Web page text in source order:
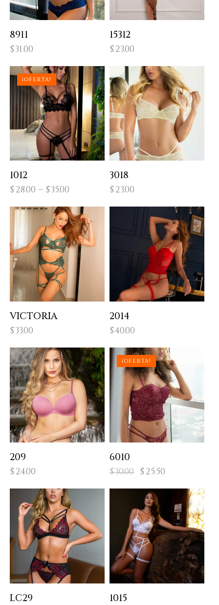
8911
$31.00
15312
$23.00
¡OFERTA!
1012
$28.00 – $35.00
3018
$23.00
VICTORIA
$33.00
2014
$40.00
209
$24.00
¡OFERTA!
6010
$30.00 $25.50
LC29 1015